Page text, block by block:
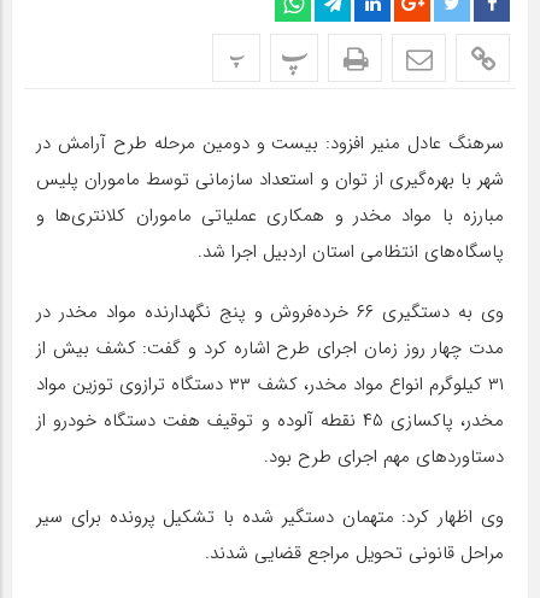
پ پ
سرهنگ عادل منیر افزود: بیست و دومین مرحله طرح آرامش در
شهر با بهره‌گیری از توان و استعداد سازمانی توسط ماموران پلیس
مبارزه با مواد مخدر و همکاری عملیاتی ماموران کلانتری‌ها و
پاسگاه‌های انتظامی استان اردبیل اجرا شد.
وی به دستگیری ۶۶ خرده‌فروش و پنج نگهدارنده مواد مخدر در
مدت چهار روز زمان اجرای طرح اشاره کرد و گفت: کشف بیش از
۳۱ کیلوگرم انواع مواد مخدر، کشف ۳۳ دستگاه ترازوی توزین مواد
مخدر، پاکسازی ۴۵ نقطه آلوده و توقیف هفت دستگاه خودرو از
دستاوردهای مهم اجرای طرح بود.
وی اظهار کرد: متهمان دستگیر شده با تشکیل پرونده برای سیر
مراحل قانونی تحویل مراجع قضایی شدند.